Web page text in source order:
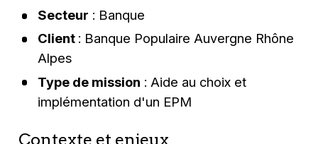
Secteur : Banque
Client : Banque Populaire Auvergne Rhône
Alpes
Type de mission : Aide au choix et
implémentation d'un EPM
Contexte et enjeux